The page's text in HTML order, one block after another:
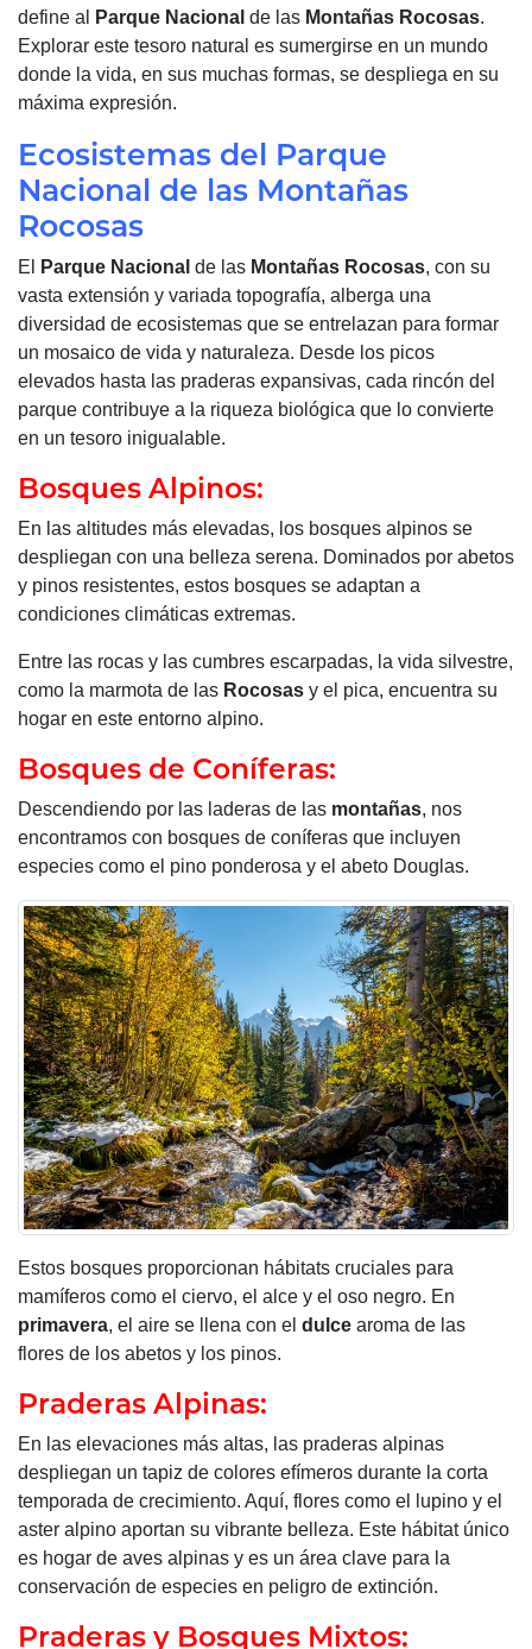
define al
Parque Nacional de las Montañas Rocosas.
Explorar este tesoro natural es sumergirse en un mundo
donde la vida, en sus muchas formas, se despliega en su
máxima expresión.
Ecosistemas del Parque
Nacional de las Montañas
Rocosas
El Parque Nacional de las Montañas Rocosas, con su
vasta extensión y variada topografía, alberga una
diversidad de ecosistemas que se entrelazan para formar
un mosaico de vida y naturaleza. Desde los picos
elevados hasta las praderas expansivas, cada rincón del
parque contribuye a la riqueza biológica que lo convierte
en un tesoro inigualable.
Bosques Alpinos:
En las altitudes más elevadas, los bosques alpinos se
despliegan con una belleza serena. Dominados por abetos
y pinos resistentes, estos bosques se adaptan a
condiciones climáticas extremas.
Entre las rocas y las cumbres escarpadas, la vida silvestre,
como la marmota de las Rocosas y el pica, encuentra su
hogar en este entorno alpino.
Bosques de Coníferas:
Descendiendo por las laderas de las montañas, nos
encontramos con bosques de coníferas que incluyen
especies como el pino ponderosa y el abeto Douglas.
Estos bosques proporcionan hábitats cruciales para
mamíferos como el ciervo, el alce y el oso negro. En
primavera, el aire se llena con el dulce aroma de las
flores de los abetos y los pinos.
Praderas Alpinas:
En las elevaciones más altas, las praderas alpinas
despliegan un tapiz de colores efímeros durante la corta
temporada de crecimiento. Aquí, flores como el lupino y el
aster alpino aportan su vibrante belleza. Este hábitat único
es hogar de aves alpinas y es un área clave para la
conservación de especies en peligro de extinción.
Praderas y Bosques Mixtos: